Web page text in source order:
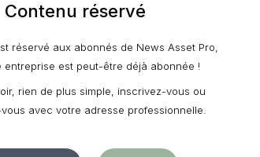
Contenu réservé
réservé aux abonnés de News Asset Pro,
entreprise est peut-être déjà abonnée !
rien de plus simple, inscrivez-vous ou
avec votre adresse professionnelle.